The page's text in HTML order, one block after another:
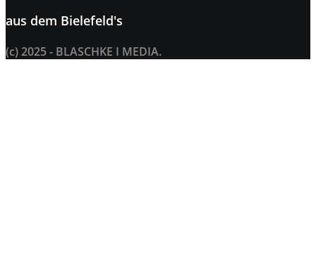
aus dem Bielefeld's
(c) 2025 - BLASCHKE I MEDIA.